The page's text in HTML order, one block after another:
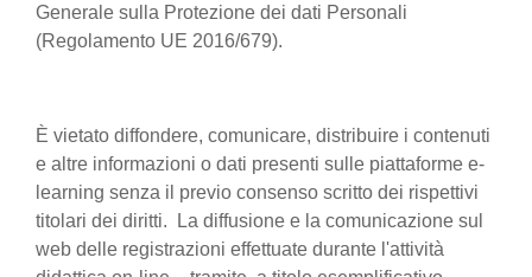
Generale sulla Protezione dei dati Personali
(Regolamento UE 2016/679).
È vietato diffondere, comunicare, distribuire i contenuti
e altre informazioni o dati presenti sulle piattaforme e-
learning senza il previo consenso scritto dei rispettivi
titolari dei diritti. La diffusione e la comunicazione sul
web delle registrazioni effettuate durante l'attività